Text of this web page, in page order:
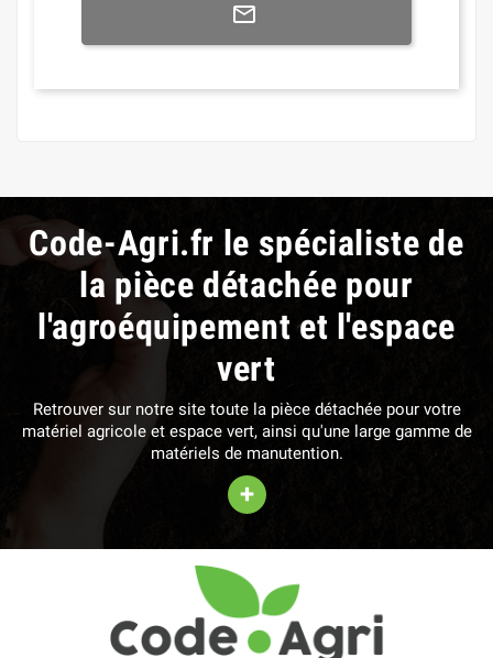
Code-Agri.fr le spécialiste de
la pièce détachée pour
l'agroéquipement et l'espace
vert
Retrouver sur notre site toute la pièce détachée pour votre
matériel agricole et espace vert, ainsi qu'une large gamme de
matériels de manutention.
+